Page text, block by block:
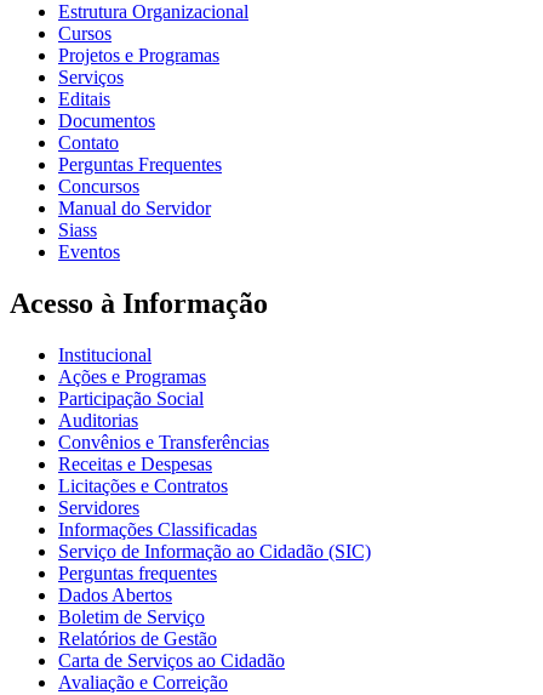
Estrutura Organizacional
Cursos
Projetos e Programas
Serviços
Editais
Documentos
Contato
Perguntas Frequentes
Concursos
Manual do Servidor
Siass
Eventos
Acesso à Informação
Institucional
Ações e Programas
Participação Social
Auditorias
Convênios e Transferências
Receitas e Despesas
Licitações e Contratos
Servidores
Informações Classificadas
Serviço de Informação ao Cidadão (SIC)
Perguntas frequentes
Dados Abertos
Boletim de Serviço
Relatórios de Gestão
Carta de Serviços ao Cidadão
Avaliação e Correição